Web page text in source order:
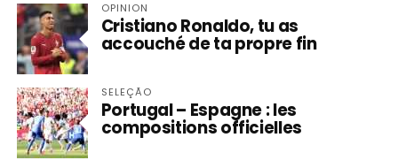
OPINION
Cristiano Ronaldo, tu as
accouché de ta propre fin
SELEÇÃO
Portugal – Espagne : les
compositions officielles